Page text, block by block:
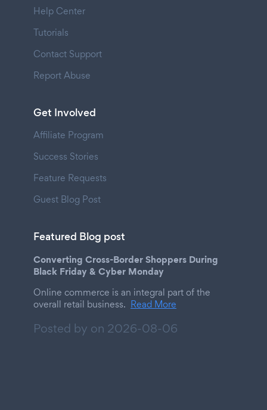
Help Center
Tutorials
Contact Support
Report Abuse
Get Involved
Affiliate Program
Success Stories
Feature Requests
Guest Blog Post
Featured Blog post
Converting Cross-Border Shoppers During
Black Friday & Cyber Monday
Online commerce is an integral part of the
overall retail business. Read More
Posted by on 2026-08-06